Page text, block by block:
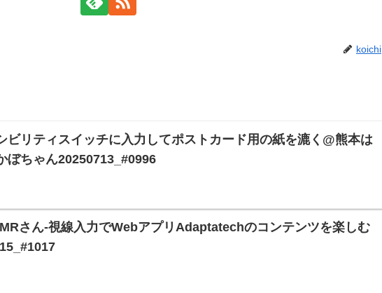
koichi
ビリティスイッチに入力してポストカード用の紙を漉く@熊本は
ぼちゃん20250713_#0996
さん-視線入力でWebアプリAdaptatechのコンテンツを楽しむ